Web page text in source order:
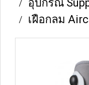
อุปกรณ์
เฝือกลม